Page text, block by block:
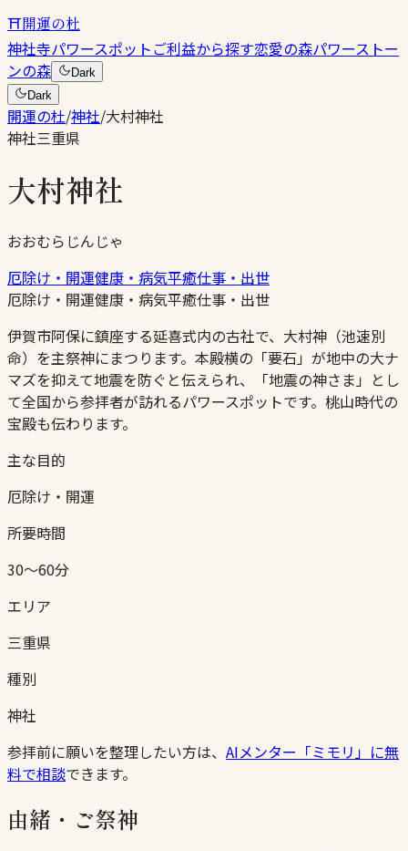
⛩開運の杜
神社寺パワースポットご利益から探す恋愛の森パワーストー
ンの森
Dark
Dark
開運の杜/神社/大村神社
神社三重県
大村神社
おおむらじんじゃ
厄除け・開運健康・病気平癒仕事・出世
厄除け・開運健康・病気平癒仕事・出世
伊賀市阿保に鎮座する延喜式内の古社で、大村神（池速別
命）を主祭神にまつります。本殿横の「要石」が地中の大ナ
マズを抑えて地震を防ぐと伝えられ、「地震の神さま」とし
て全国から参拝者が訪れるパワースポットです。桃山時代の
宝殿も伝わります。
主な目的
厄除け・開運
所要時間
30〜60分
エリア
三重県
種別
神社
参拝前に願いを整理したい方は、 AIメンター「ミモリ」に無
料で相談できます。
由緒・ご祭神